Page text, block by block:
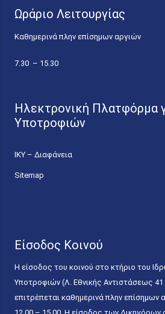
Ωράριο Λειτουργίας
Καθημερινά πλην επίσημων αργιών
7.30 – 15.30
Ηλεκτρονική Πλατφόρμα
Υποτροφιών
ΙΚΥ – Διαφάνεια
Sitemap
Είσοδος Κοινού
Η είσοδος του κοινού στο κτήριο του
Υποτροφιών (Λ. Εθνικής Αντιστάσεως 41
επιτρέπεται καθημερινά πλην επίσημων